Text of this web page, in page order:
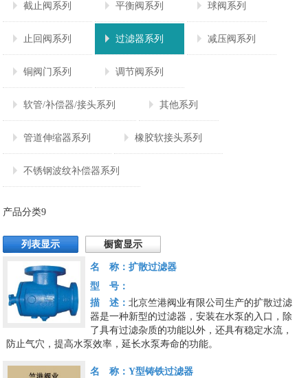
截止阀系列 平衡阀系列 球阀系列
止回阀系列 过滤器系列 减压阀系列
铜阀门系列 调节阀系列
软管/补偿器/接头系列 其他系列
管道伸缩器系列 橡胶软接头系列
不锈钢波纹补偿器系列
产品分类9
列表显示 橱窗显示
名 称：扩散过滤器
型 号：
描 述：北京竺港阀业有限公司生产的扩散过滤
器是一种新型的过滤器，安装在水泵的入口，除
了具有过滤杂质的功能以外，还具有稳定水流，
防止气穴，提高水泵效率，延长水泵寿命的功能。
名 称：Y型铸铁过滤器